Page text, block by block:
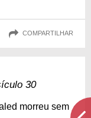
COMPARTILHAR
30
morreu sem